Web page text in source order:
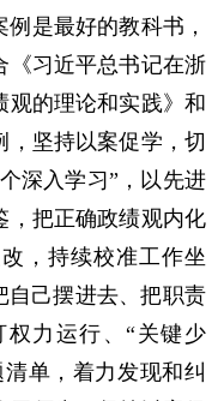
是最好的教科书，
《习近平总书记在浙
观的理论和实践》和
，坚持以案促学，切
深入学习”，以先进
，把正确政绩观内化
，持续校准工作坐
自己摆进去、把职责
力运行、“关键少
单，着力发现和纠